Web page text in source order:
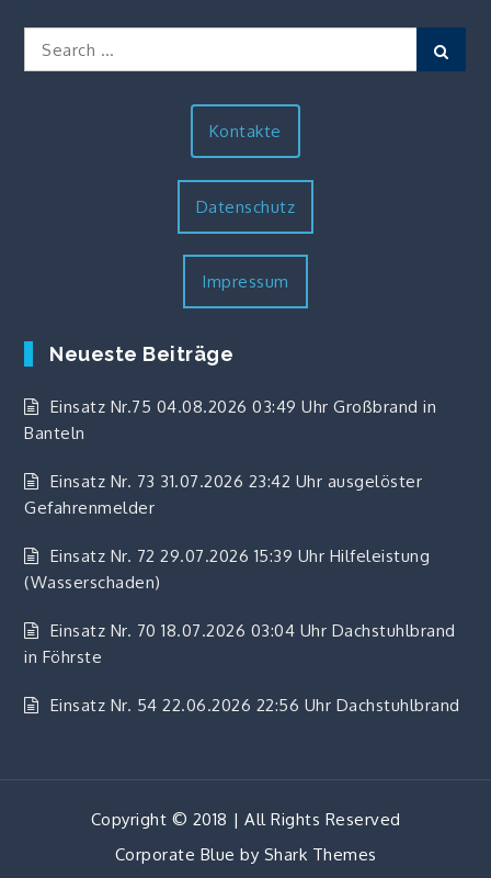
Search
for:
Kontakte
Datenschutz
Impressum
Neueste Beiträge
Einsatz Nr.75 04.08.2026 03:49 Uhr Großbrand in
Banteln
Einsatz Nr. 73 31.07.2026 23:42 Uhr ausgelöster
Gefahrenmelder
Einsatz Nr. 72 29.07.2026 15:39 Uhr Hilfeleistung
(Wasserschaden)
Einsatz Nr. 70 18.07.2026 03:04 Uhr Dachstuhlbrand
in Föhrste
Einsatz Nr. 54 22.06.2026 22:56 Uhr Dachstuhlbrand
Copyright © 2018 | All Rights Reserved
Corporate Blue by Shark Themes